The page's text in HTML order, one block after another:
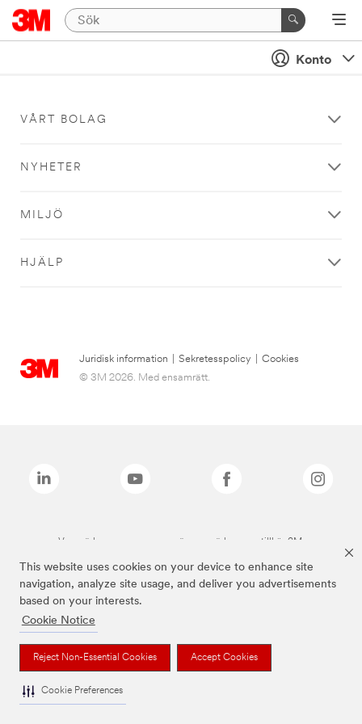
This website uses cookies on your device to enhance site
navigation, analyze site usage, and deliver you advertisements
based on your interests.
Cookie Notice
Reject Non-Essential Cookies Accept Cookies
Cookie Preferences
Konto
VÅRT BOLAG
NYHETER
MILJÖ
HJÄLP
Juridisk information Sekretesspolicy
Cookies
© 3M 2026. Med ensamrätt.
Varumärken som anges ovan är varumärken som tillhör 3M.